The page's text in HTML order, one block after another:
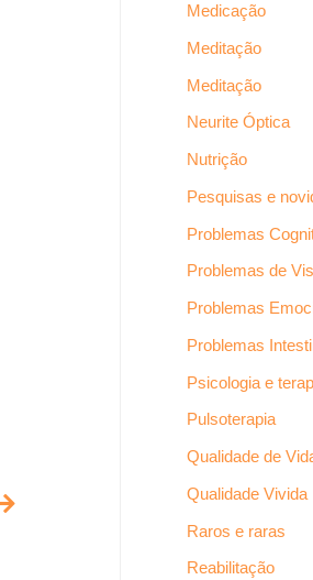
Medicação
Meditação
Meditação
Neurite Óptica
Nutrição
Pesquisas e
Problemas
Problemas de
Problemas
Problemas
Psicologia e
Pulsoterapia
Qualidade de
Qualidade Vivida
Raros e raras
Reabilitação